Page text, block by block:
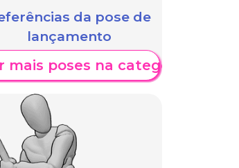
da pose de
lançamento
mais poses na categoria